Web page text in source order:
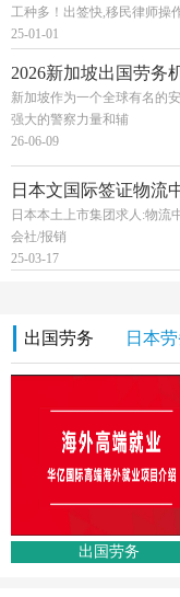
工种多！出签快,移民律师操
25-01-01
2026新加坡出国劳务
新加坡作为一个全球有名的
强大的警察力量和辅
26-06-09
日本文国际签证物流
日本本土上市集团求人:物流
会社/报销
25-03-17
出国劳务 日本
出国劳务